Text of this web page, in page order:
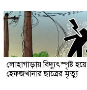
লোহাগাড়ায় বিদ্যুৎস্পৃষ্ট হয়ে
হেফজখানার ছাত্রের মৃত্যু